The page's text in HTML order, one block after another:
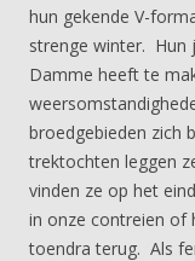
hun gekende V-
strenge winter. Hun
Damme heeft te
broedgebieden zich
trektochten leggen
vinden ze op het
in onze contreien of
toendra terug. Als